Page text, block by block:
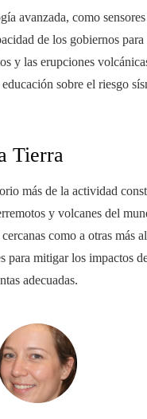
avanzada, como
de los gobiernos
y las erupciones
sobre el riesgo
Tierra
más de la actividad
y volcanes del
como a otras más
para mitigar los impactos
adecuadas.